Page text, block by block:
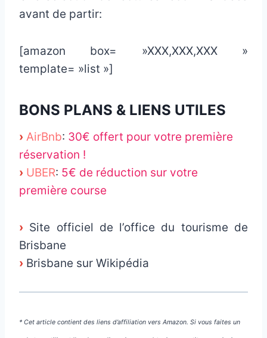
avant de partir:
[amazon box= »XXX,XXX,XXX »
template= »list »]
BONS PLANS & LIENS UTILES
› AirBnb: 30€ offert pour votre première
réservation !
› UBER: 5€ de réduction sur votre
première course
› Site officiel de l’office du tourisme de
Brisbane
› Brisbane sur Wikipédia
* Cet article contient des liens d’affiliation vers Amazon. Si vous faites un